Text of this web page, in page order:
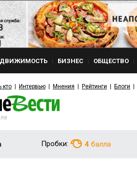
БИЗНЕС ОБЩЕСТВО
кто Интервью Мнения Рейтинги Блоги
Пробки: 4 балла